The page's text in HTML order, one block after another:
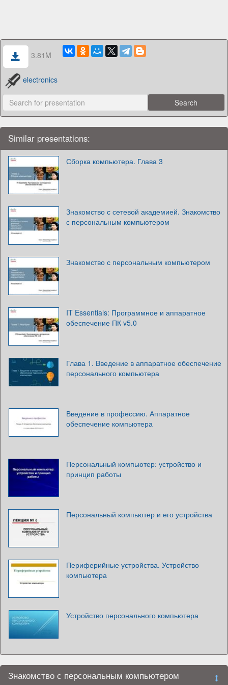
3.81M
electronics
Similar presentations:
Сборка компьютера. Глава 3
Знакомство с сетевой академией. Знакомство
с персональным компьютером
Знакомство с персональным компьютером
IT Essentials: Программное и аппаратное
обеспечение ПК v5.0
Глава 1. Введение в аппаратное обеспечение
персонального компьютера
Введение в профессию. Аппаратное
обеспечение компьютера
Персональный компьютер: устройство и
принцип работы
Персональный компьютер и его устройства
Периферийные устройства. Устройство
компьютера
Устройство персонального компьютера
Знакомство с персональным компьютером